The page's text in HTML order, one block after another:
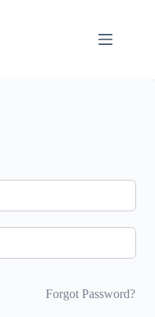
Forgot Password?